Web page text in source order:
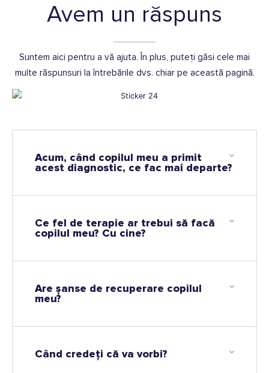
Avem un răspuns
Suntem aici pentru a vă ajuta. În plus, puteți găsi cele mai
multe răspunsuri la întrebările dvs. chiar pe această pagină.
Acum, când copilul meu a primit
acest diagnostic, ce fac mai departe?
Ce fel de terapie ar trebui să facă
copilul meu? Cu cine?
Are șanse de recuperare copilul
meu?
Când credeţi că va vorbi?